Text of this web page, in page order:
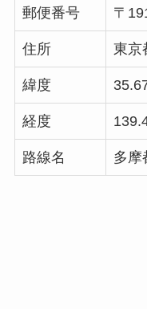
郵便番号 〒
住所 東京
緯度
経度
路線名 多摩